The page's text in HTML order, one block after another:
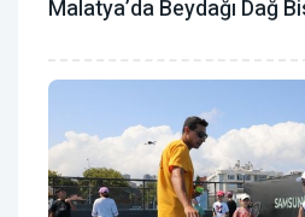
Malatya’da Beydağı Dağ